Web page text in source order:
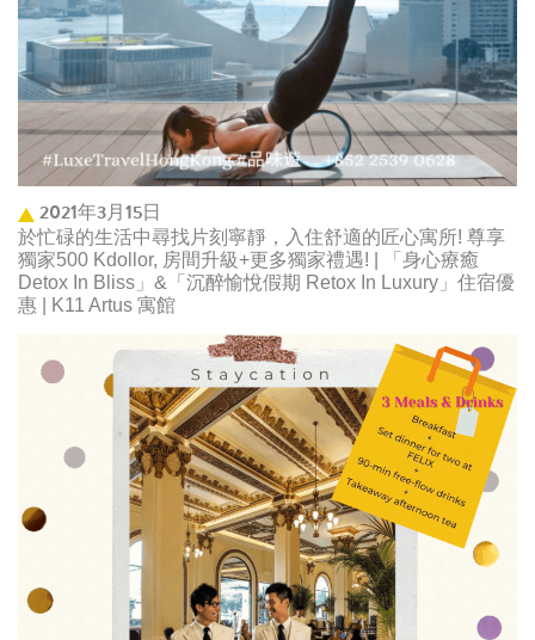
2021年3月15日
於忙碌的生活中尋找片刻寧靜，入住舒適的匠心寓所! 尊享
獨家500 Kdollor, 房間升級+更多獨家禮遇! | 「身心療癒
Detox In Bliss」&「沉醉愉悅假期 Retox In Luxury」住宿優
惠 | K11 Artus 寓館